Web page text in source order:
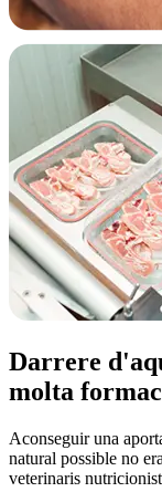
Darrere
molta
Aconseguir una
natural possible no
veterinaris